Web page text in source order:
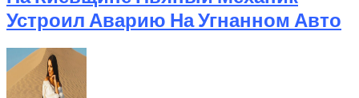
Устроил Аварию На Угнанном Авто